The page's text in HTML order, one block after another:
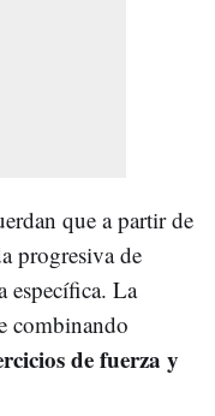
que a partir de
progresiva de
específica. La
combinando
de fuerza y